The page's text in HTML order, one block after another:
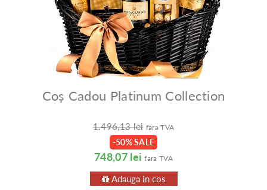
Coș Cadou Platinum Collection
1.496,13 lei fara TVA
-50% SALE
748,07 lei fara TVA
Adauga in cos